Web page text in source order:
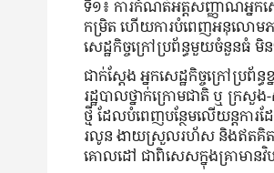
ទី១៖ ការកំណត់អត្តសញ្ញាណអ្នកសេ
កម្រិត ហើយការបំពេញអនុលោមភា
សេដ្ឋកិច្ចក្រៅប្រព័ន្ធមួយចំនួនធំ
ជាក់ស្តែង អ្នកសេដ្ឋកិច្ចក្រៅប្រ
រដ្ឋបាលថ្នាក់ក្រោមជាតិ ឬ ក្រសួង
ថ្មី ដែលបំពេញបន្ថែមលើយន្តការ
រលូន ងាយស្រួលរហ័ស និងឥតគិតថ្លៃ
គោលដៅ ជាពិសេសក្នុងគ្រាមានវិប